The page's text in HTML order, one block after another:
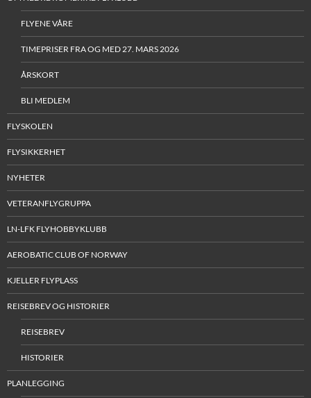
FLYENE VÅRE
TIMEPRISER FRA OG MED 27. MARS 2026
ÅRSKORT
BLI MEDLEM
FLYSKOLEN
FLYSIKKERHET
NYHETER
VETERANFLYGRUPPA
LN-LFK FLYHOBBYKLUBB
AEROBATIC CLUB OF NORWAY
KJELLER FLYPLASS
REISEBREV OG HISTORIER
REISEBREV
HISTORIER
PLANLEGGING